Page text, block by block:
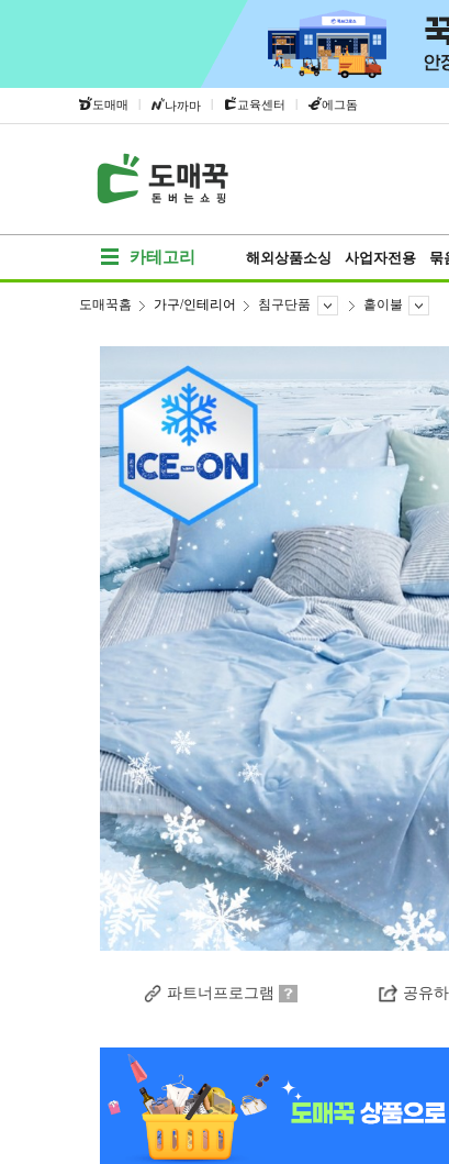
도매매 | 나까마 | 교육센터 | 에그돔
카테고리 해외상품소싱 사업자전용 묶
도매꾹홈 가구/인테리어 침구단품 홑이불
파트너프로그램 공유하